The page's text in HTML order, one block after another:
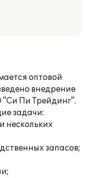
оптовой
внедрение
"Си Пи Трейдинг".
задачи:
нескольких
запасов;